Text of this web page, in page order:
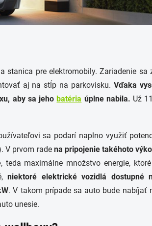
stanica pre elektromobily. Zariadenie sa
aj na stĺp na parkovisku.Vďaka
aby sa jeho batéria úplne nabila. Už
sa podarí naplno využiť
V prvom rade na pripojenie takéhoto
, teda maximálne množstvo energie,
niektoré elektrické vozidlá dostupné
. V takom prípade sa auto bude nabíjať
unesie.